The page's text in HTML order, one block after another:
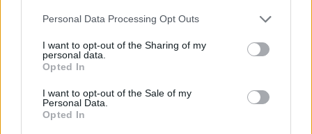
rechazar tal procesamiento. Puede cambiar sus preferencias
a este sitio y haciendo clic en el botón "Privacidad" en la
parte inferior de la página web.
Please note that this website/app uses one or more Google
services and may gather and store information including but
not limited to your visit or usage behaviour. You may click to
Personal Data Processing Opt Outs
I want to opt-out of the Sharing of my
personal data.
Opted In
I want to opt-out of the Sale of my
Personal Data.
Opted In